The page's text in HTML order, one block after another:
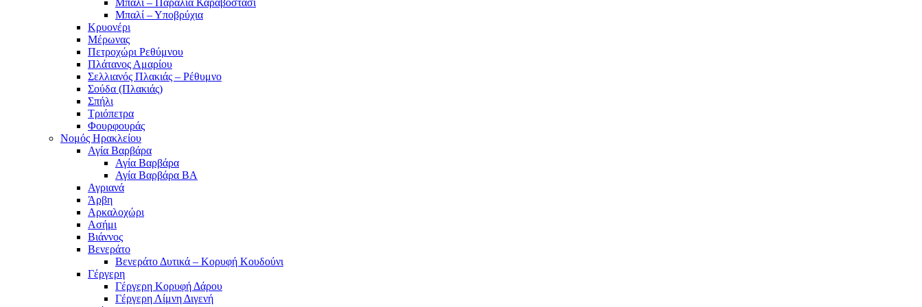
Μπαλί – Παραλία Καραβοστάσι
Μπαλί – Υποβρύχια
Κρυονέρι
Μέρωνας
Πετροχώρι Ρεθύμνου
Πλάτανος Αμαρίου
Σελλιανός Πλακιάς – Ρέθυμνο
Σούδα (Πλακιάς)
Σπήλι
Τριόπετρα
Φουρφουράς
Νομός Ηρακλείου
Αγία Βαρβάρα
Αγία Βαρβάρα
Αγία Βαρβάρα ΒΑ
Αγριανά
Άρβη
Αρκαλοχώρι
Ασήμι
Βιάννος
Βενεράτο
Βενεράτο Δυτικά – Κορυφή Κουδούνι
Γέργερη
Γέργερη Κορυφή Δάρου
Γέργερη Λίμνη Διγενή